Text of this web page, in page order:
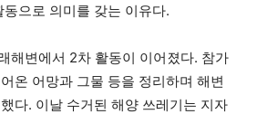
으로 의미를 갖는 이유다.
해변에서 2차 활동이 이어졌다. 참가
온 어망과 그물 등을 정리하며 해변
다. 이날 수거된 해양 쓰레기는 지자